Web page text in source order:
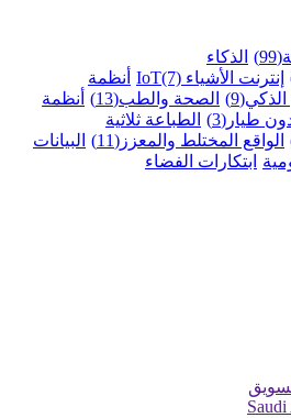
(99)
الذكاء
إنترنت الأشياء IoT (7)
أنظمة
الذكي(9) الصحة والطب(13)
أنظمة
طيار (3)
الطباعة ثلاثية
الواقع المختلط والمعزز (11)
البيانات
ابتكارات الفضاء